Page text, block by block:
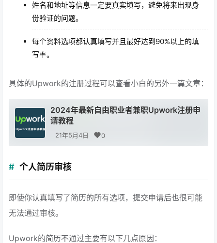
姓名和地址等信息一定要真实填写，避免将来出现身
份验证的问题。
每个资料选项都认真填写并且最好达到90%以上的填
写率。
具体的Upwork的注册过程可以查看小白的另外一篇文章：
2024年最新自由职业者兼职Upwork注册申
请教程
21年5月4日 0
个人简历审核
即使你认真填写了简历的所有选项，提交申请后也很可能
无法通过审核。
Upwork的简历不通过主要有以下几点原因：